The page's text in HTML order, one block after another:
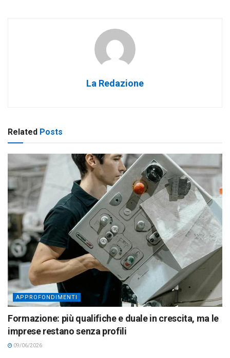
La Redazione
Related Posts
APPROFONDIMENTI
Formazione: più qualifiche e duale in crescita, ma le
imprese restano senza profili
09/06/2026